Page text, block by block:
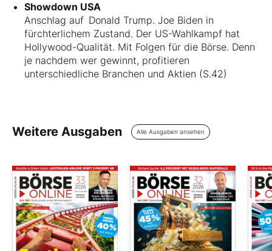
Showdown USA
Anschlag auf Donald Trump. Joe Biden in
fürchterlichem Zustand. Der US-Wahlkampf hat
Hollywood-Qualität. Mit Folgen für die Börse. Denn
je nachdem wer gewinnt, profitieren
unterschiedliche Branchen und Aktien (S.42)
Weitere Ausgaben Alle Ausgaben ansehen